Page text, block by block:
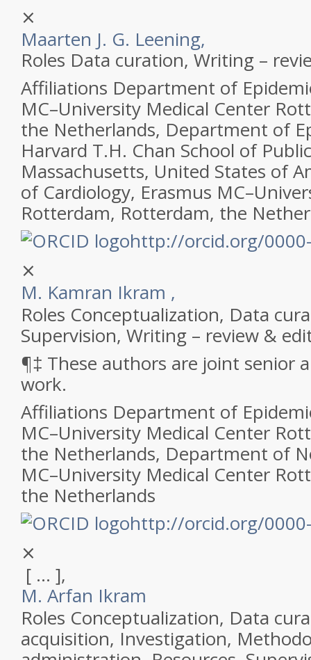
⨯
Maarten J. G. Leening,
Roles Data curation, Writing –
Affiliations Department of
MC–University Medical Center
the Netherlands, Department of
Harvard T.H. Chan School of
Massachusetts, United States of
of Cardiology, Erasmus
Rotterdam, Rotterdam, the
http://orcid.org/
⨯
M. Kamran Ikram ,
Roles Conceptualization, Data
Supervision, Writing – review &
¶‡ These authors are joint senior
work.
Affiliations Department of
MC–University Medical Center
the Netherlands, Department of
MC–University Medical Center
the Netherlands
http://orcid.org/
⨯
[ ... ],
M. Arfan Ikram
Roles Conceptualization, Data
acquisition, Investigation,